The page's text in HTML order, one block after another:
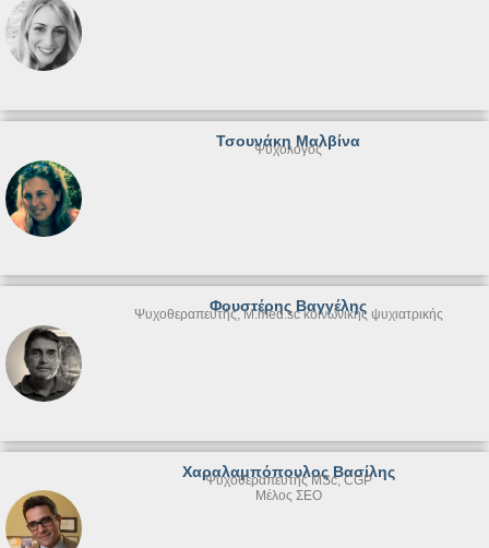
Τσουνάκη Μαλβίνα
Ψυχολόγος
Φουστέρης Βαγγέλης
Ψυχοθεραπευτής, M.med.sc κοινωνικής ψυχιατρικής
Χαραλαμπόπουλος Βασίλης
Ψυχοθεραπευτής MSc, CGP
Μέλος ΣΕΟ